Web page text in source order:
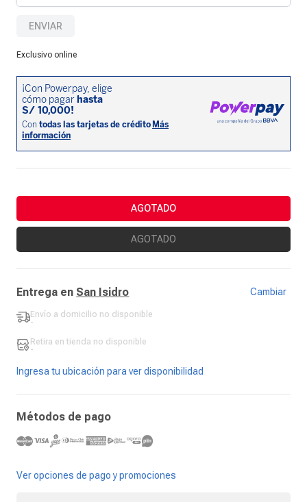
ENVIAR
Exclusivo online
AGOTADO
AGOTADO
Entrega en San Isidro Cambiar
Envío a domicilio no disponible
-
Retira en tienda no disponible
-
Ingresa tu ubicación para ver disponibilidad
Métodos de pago
Ver opciones de pago y promociones